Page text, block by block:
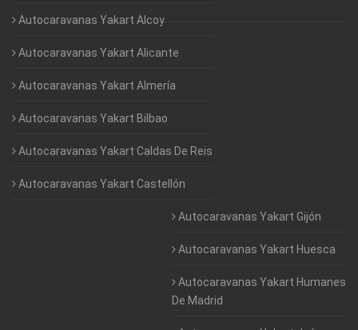
Autocaravanas Yakart Alcoy
Autocaravanas Yakart Alicante
Autocaravanas Yakart Almería
Autocaravanas Yakart Bilbao
Autocaravanas Yakart Caldas De Reis
Autocaravanas Yakart Castellón
Autocaravanas Yakart Gijón
Autocaravanas Yakart Huesca
Autocaravanas Yakart Humanes
De Madrid